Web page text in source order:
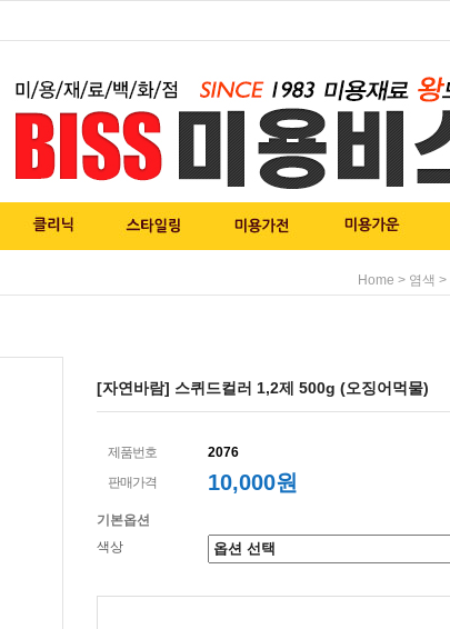
Home > 염색 >
[자연바람] 스퀴드컬러 1,2제 500g (오징어먹물)
제품번호
2076
판매가격
10,000원
기본옵션
색상